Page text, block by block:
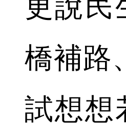
更說
橋補路
試想想